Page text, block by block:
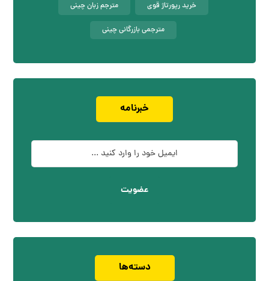
خرید رپورتاژ قوی مترجم زبان چینی
مترجمی بازرگانی چینی
خبرنامه
عضویت
دسته‌ها